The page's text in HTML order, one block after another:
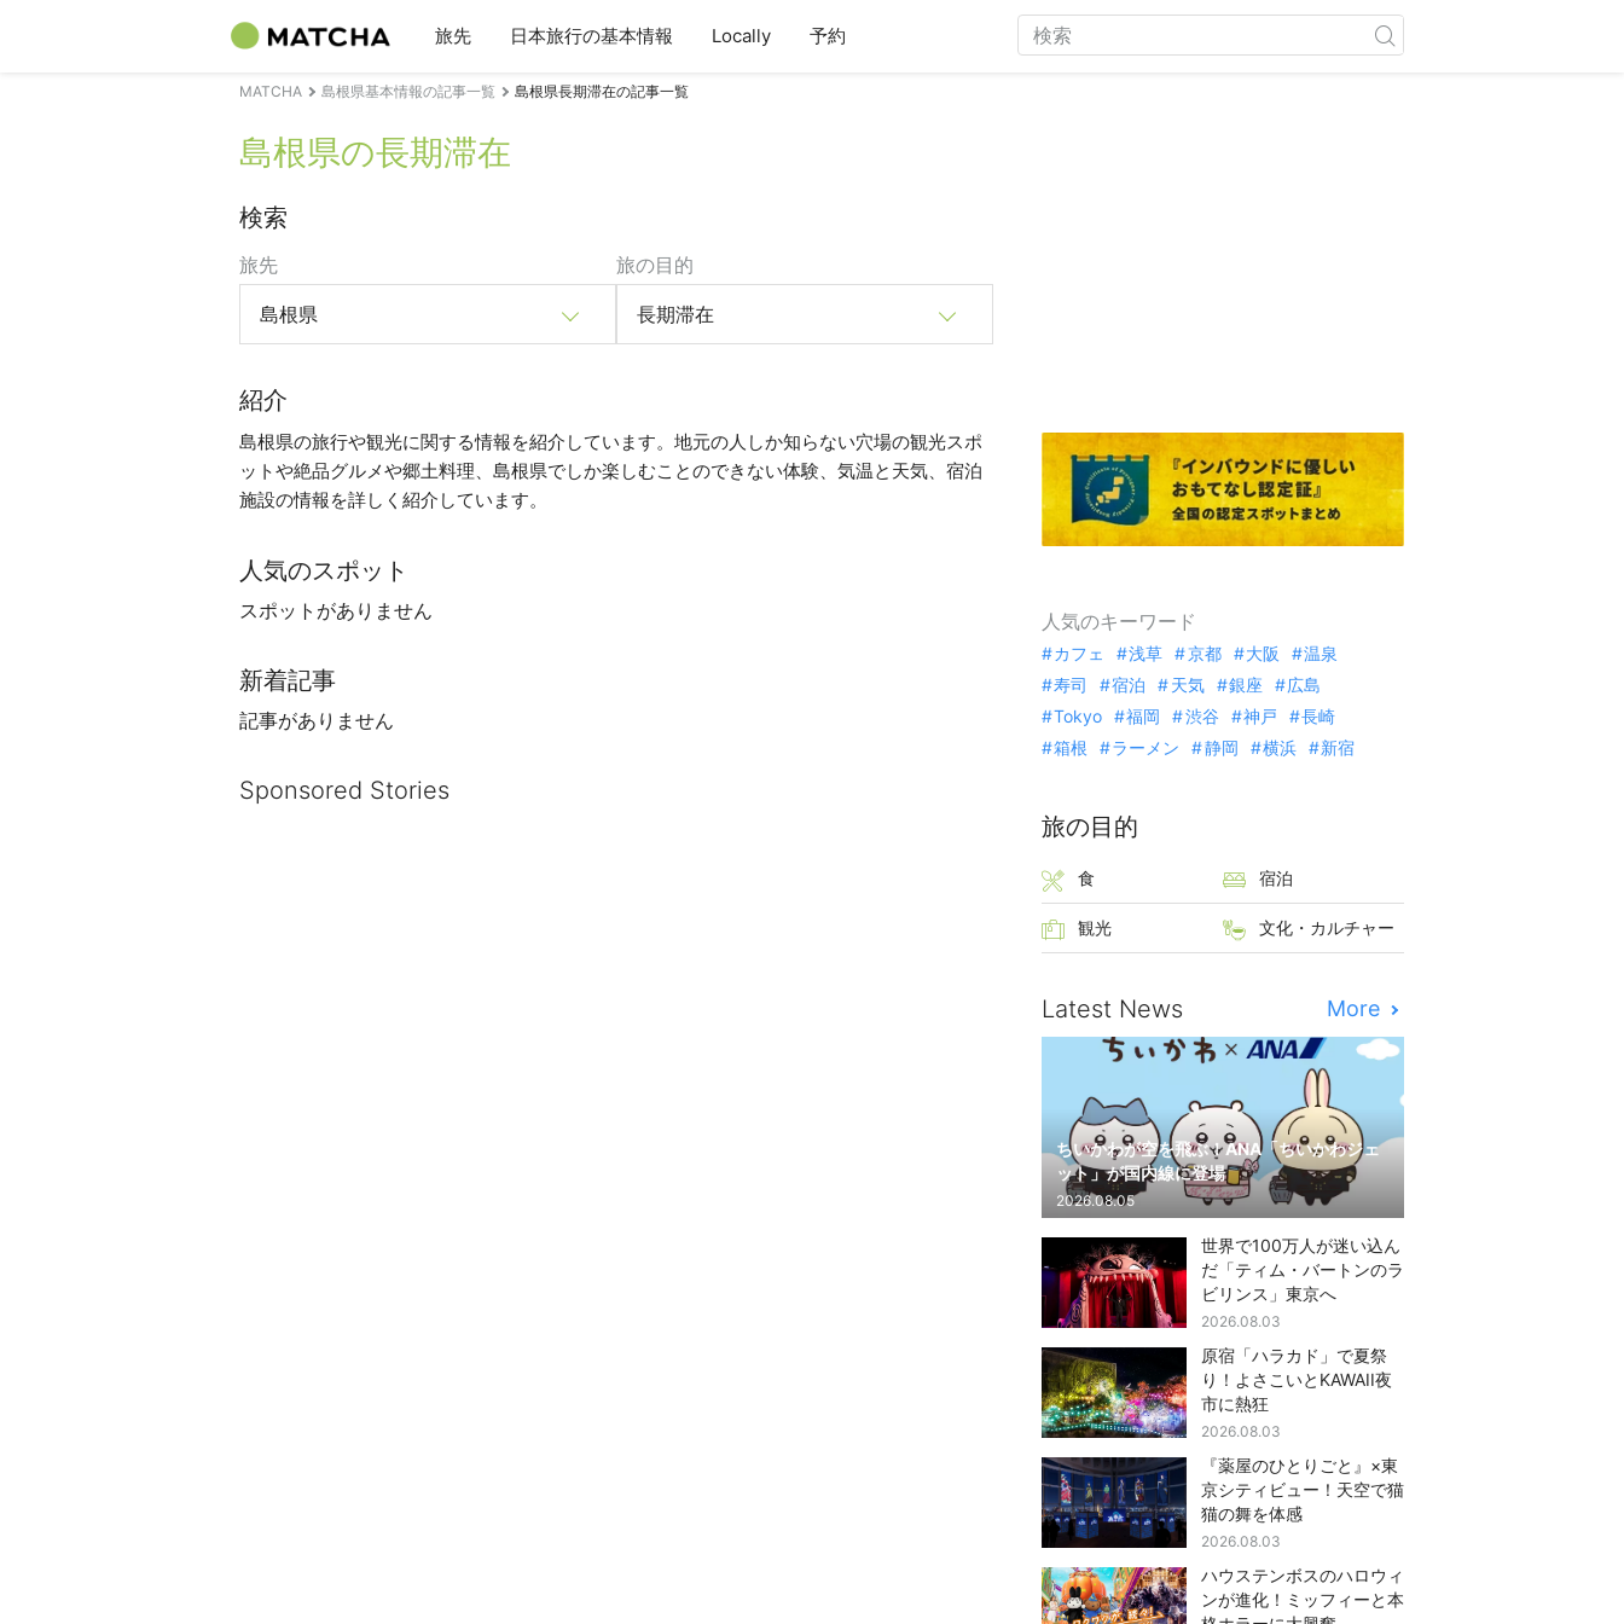
旅先 日本旅行の基本情報 Locally 予約
MATCHA 島根県基本情報の記事一覧 島根県長期滞在の記事一覧
島根県の長期滞在
検索
旅先
島根県
旅の目的
長期滞在
紹介
島根県の旅行や観光に関する情報を紹介しています。地元の人しか知らない穴場の観光スポ
ットや絶品グルメや郷土料理、島根県でしか楽しむことのできない体験、気温と天気、宿泊
施設の情報を詳しく紹介しています。
人気のスポット
スポットがありません
新着記事
記事がありません
Sponsored Stories
人気のキーワード
カフェ 浅草 京都 大阪
温泉
寿司
宿泊 天気 銀座
広島
Tokyo
福岡 渋谷 神戸
長崎
箱根
ラーメン 静岡 横浜 新宿
旅の目的
食 宿泊
観光 文化・カルチャー
Latest News More
ちいかわが空を飛ぶ！ANA「ちいかわジェ
ット」が国内線に登場
2026.08.05
世界で100万人が迷い込ん
だ「ティム・バートンのラ
ビリンス」東京へ
2026.08.03
原宿「ハラカド」で夏祭
り！よさこいとKAWAII夜
市に熱狂
2026.08.03
『薬屋のひとりごと』×東
京シティビュー！天空で猫
猫の舞を体感
2026.08.03
ハウステンボスのハロウィ
ンが進化！ミッフィーと本